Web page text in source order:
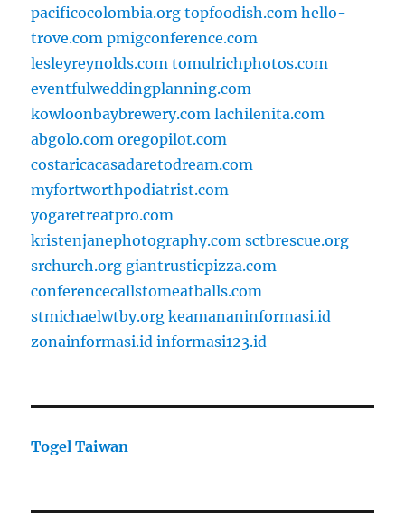
pacificocolombia.org topfoodish.com hello-
trove.com pmigconference.com
lesleyreynolds.com tomulrichphotos.com
eventfulweddingplanning.com
kowloonbaybrewery.com lachilenita.com
abgolo.com oregopilot.com
costaricacasadaretodream.com
myfortworthpodiatrist.com
yogaretreatpro.com
kristenjanephotography.com sctbrescue.org
srchurch.org giantrusticpizza.com
conferencecallstomeatballs.com
stmichaelwtby.org keamananinformasi.id
zonainformasi.id informasi123.id
Togel Taiwan